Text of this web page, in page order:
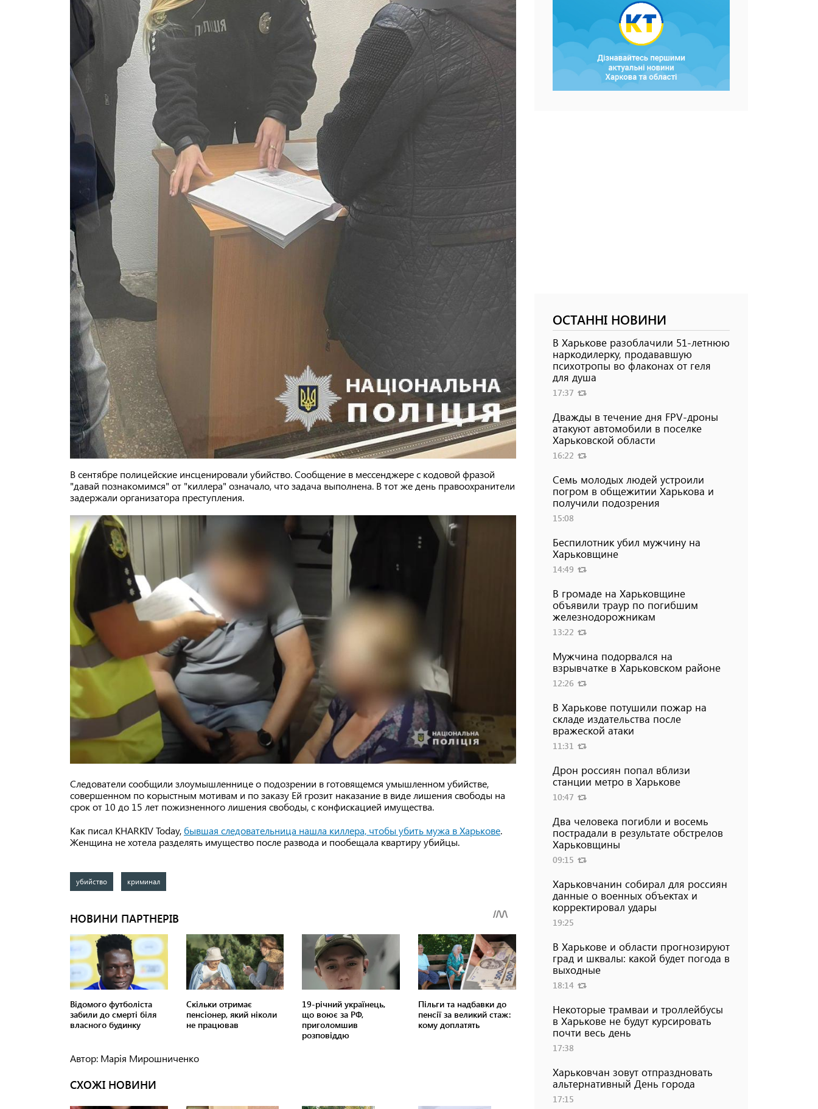
В сентябре полицейские инсценировали убийство. Сообщение в мессенджере с кодовой фразой
"давай познакомимся" от "киллера" означало, что задача выполнена. В тот же день правоохранители
задержали организатора преступления.
Следователи сообщили злоумышленнице о подозрении в готовящемся умышленном убийстве,
совершенном по корыстным мотивам и по заказу Ей грозит наказание в виде лишения свободы на
срок от 10 до 15 лет пожизненного лишения свободы, с конфискацией имущества.
Как писал KHARKIV Today, бывшая следовательница нашла киллера, чтобы убить мужа в Харькове.
Женщина не хотела разделять имущество после развода и пообещала квартиру убийцы.
убийство криминал
Автор: Марія Мирошниченко
СХОЖІ НОВИНИ
ОСТАННІ НОВИНИ
В Харькове разоблачили 51-летнюю
наркодилерку, продававшую
психотропы во флаконах от геля
для душа
17:37
Дважды в течение дня FPV-дроны
атакуют автомобили в поселке
Харьковской области
16:22
Семь молодых людей устроили
погром в общежитии Харькова и
получили подозрения
15:08
Беспилотник убил мужчину на
Харьковщине
14:49
В громаде на Харьковщине
объявили траур по погибшим
железнодорожникам
13:22
Мужчина подорвался на
взрывчатке в Харьковском районе
12:26
В Харькове потушили пожар на
складе издательства после
вражеской атаки
11:31
Дрон россиян попал вблизи
станции метро в Харькове
10:47
Два человека погибли и восемь
пострадали в результате обстрелов
Харьковщины
09:15
Харьковчанин собирал для россиян
данные о военных объектах и ​​
корректировал удары
19:25
В Харькове и области прогнозируют
град и шквалы: какой будет погода в
выходные
18:14
Некоторые трамваи и троллейбусы
в Харькове не будут курсировать
почти весь день
17:38
Харьковчан зовут отпраздновать
альтернативный День города
17:15